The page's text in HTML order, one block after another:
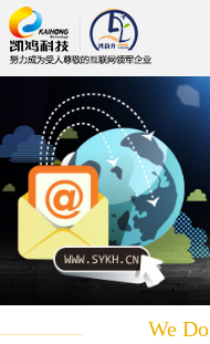
We Do